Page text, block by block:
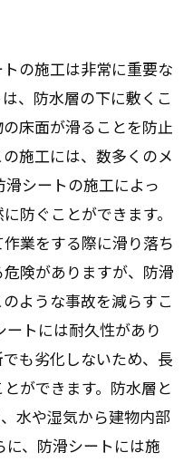
の施工は非常に重要な
、防水層の下に敷くこ
床面が滑ることを防止
施工には、数多くのメ
滑シートの施工によっ
防ぐことができます。
業をする際に滑り落ち
険がありますが、防滑
ような事故を減らすこ
ートには耐久性があり
も劣化しないため、長
ができます。防水層と
水や湿気から建物内部
に、防滑シートには施